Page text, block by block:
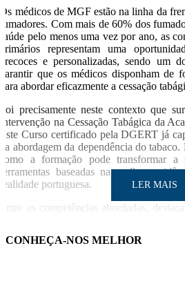
Os médicos de MGF estão na linha da
fumadores. Com mais de 60% dos
saúde pelo menos uma vez por ano, as
primários representam uma
precoces e personalizadas, sendo um
garantir que os médicos disponham de
para abordar eficazmente a cessação
Foi precisamente neste contexto que
Intervenção na Cessação Tabágica da
Este Curso certificado pela DGERT já
na abordagem da dependência do
como a formação pode transformar a
ferramentas baseadas na melhor
realidade portuguesa.
Entre as competências abordadas,
utentes ao longo do processo de
LER MAIS
CONHEÇA-NOS MELHOR